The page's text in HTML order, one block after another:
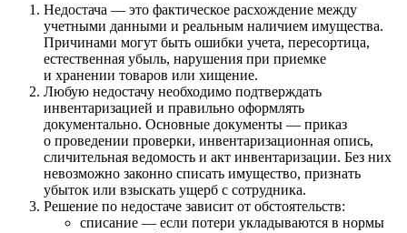
Недостача — это фактическое расхождение между
учетными данными и реальным наличием имущества.
Причинами могут быть ошибки учета, пересортица,
естественная убыль, нарушения при приемке
и хранении товаров или хищение.
Любую недостачу необходимо подтверждать
инвентаризацией и правильно оформлять
документально. Основные документы — приказ
о проведении проверки, инвентаризационная опись,
сличительная ведомость и акт инвентаризации. Без них
невозможно законно списать имущество, признать
убыток или взыскать ущерб с сотрудника.
Решение по недостаче зависит от обстоятельств:
списание — если потери укладываются в нормы